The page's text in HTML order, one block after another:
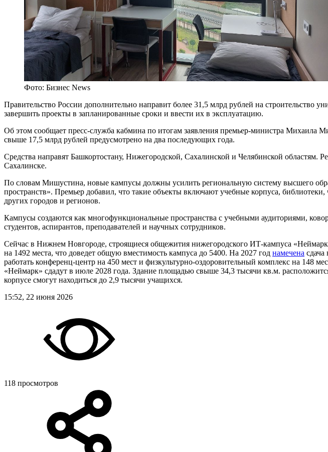
Фото: Бизнес News
Правительство России дополнительно направит более 31,5 млрд рублей на строительство
завершить проекты в запланированные сроки и ввести их в эксплуатацию.
Об этом сообщает пресс-служба кабмина по итогам заявления премьер-министра
свыше 17,5 млрд рублей предусмотрено на два последующих года.
Средства направят Башкортостану, Нижегородской, Сахалинской и Челябинской
Сахалинске.
По словам Мишустина, новые кампусы должны усилить региональную систему высшего
пространств». Премьер добавил, что такие объекты включают учебные корпуса,
других городов и регионов.
Кампусы создаются как многофункциональные пространства с учебными аудиториями,
студентов, аспирантов, преподавателей и научных сотрудников.
Сейчас в Нижнем Новгороде, строящиеся общежития нижегородского ИТ-кампуса
на 1492 места, что доведет общую вместимость кампуса до 5400. На 2027 год намечена
работать конференц-центр на 450 мест и физкультурно-оздоровительный комплекс на 148
«Неймарк» сдадут в июле 2028 года. Здание площадью свыше 34,3 тысячи кв.м.
корпусе смогут находиться до 2,9 тысячи учащихся.
15:52, 22 июня 2026
118 просмотров